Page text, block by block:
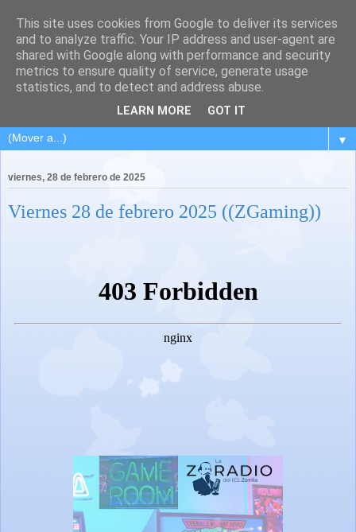
▼
viernes, 28 de febrero de 2025
Viernes 28 de febrero 2025 ((ZGaming))
This site uses cookies from Google to deliver its services
and to analyze traffic. Your IP address and user-agent are
shared with Google along with performance and security
metrics to ensure quality of service, generate usage
statistics, and to detect and address abuse.
LEARN MORE GOT IT